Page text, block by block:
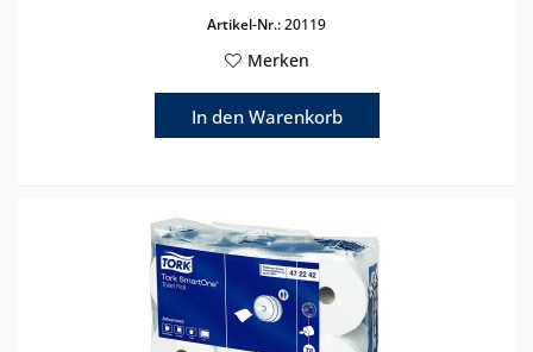
Artikel-Nr.:20119
Merken
In den Warenkorb